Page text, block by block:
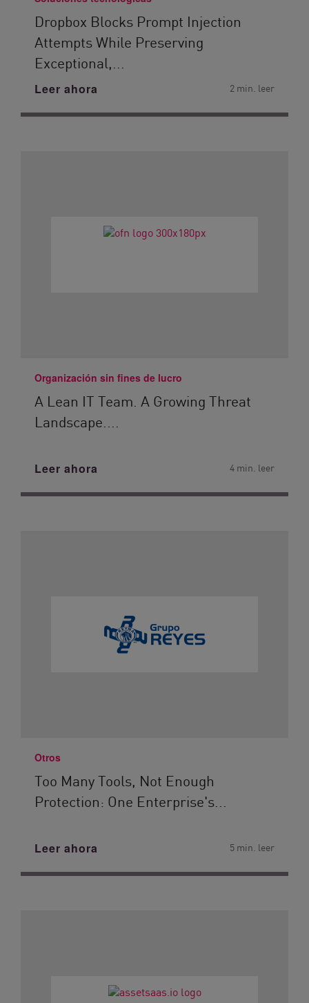
Dropbox Blocks Prompt Injection
Attempts While Preserving
Exceptional,...
Leer ahora 2 min. leer
Organización sin fines de lucro
A Lean IT Team. A Growing Threat
Landscape....
Leer ahora 4 min. leer
Otros
Too Many Tools, Not Enough
Protection: One Enterprise's...
Leer ahora 5 min. leer